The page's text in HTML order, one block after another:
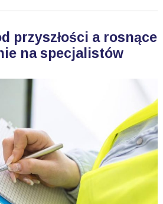
przyszłości a rosnące
na specjalistów